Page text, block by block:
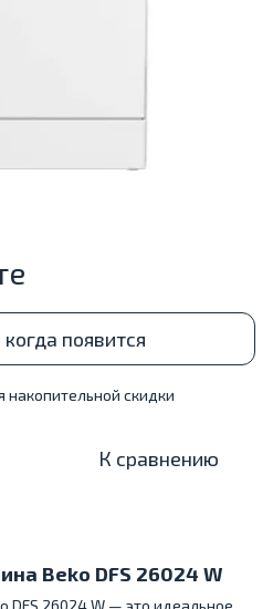
появится
накопительной скидки
К сравнению
Beko DFS 26024 W